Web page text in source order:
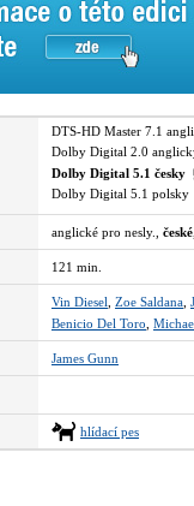
DTS-HD Master 7.1
Dolby Digital 2.0
Dolby Digital 5.1 česky
Dolby Digital 5.1 polsky
anglické pro nesly., české
121 min.
Vin Diesel Zoe Saldana
Benicio Del Toro
James Gunn
hlídací pes